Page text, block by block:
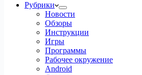
Рубрики
Новости
Обзоры
Инструкции
Игры
Программы
Рабочее окружение
Android